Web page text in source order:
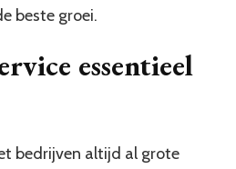
beste groei.
essentieel
bedrijven altijd al grote